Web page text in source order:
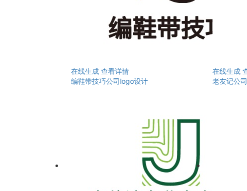
在线生成 查看详情
编鞋带技巧公司logo设计
在线生成
老友记公